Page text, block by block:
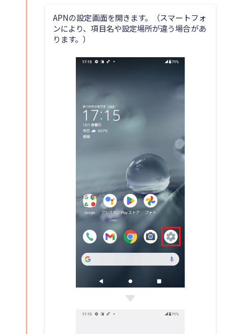
APNの設定画面を開きます。（スマートフォ
ンにより、項目名や設定場所が違う場合があ
ります。）